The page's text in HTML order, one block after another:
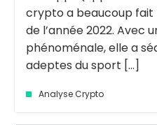
crypto a beaucoup fait
de l’année 2022. Avec
phénoménale, elle a
adeptes du sport [...]
Analyse Crypto